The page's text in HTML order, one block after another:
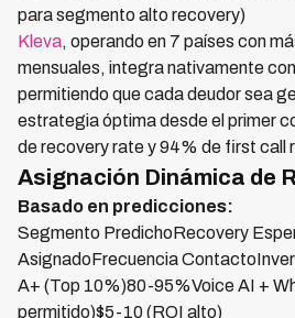
para segmento alto recovery)
Kleva, operando en 7 países con
mensuales, integra nativamente
permitiendo que cada deudor sea
estrategia óptima desde el primer
de recovery rate y 94% de first call
Asignación Dinámica de
Basado en predicciones:
Segmento PredichoRecovery
AsignadoFrecuencia
A+ (Top 10%)80-95%Voice AI +
permitido)$5-10 (ROI alto)